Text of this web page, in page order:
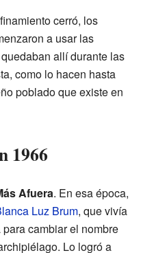
cerró, los
a usar las
allí durante las
como lo hacen hasta
poblado que existe en
1966
Afuera. En esa época,
Luz Brum, que vivía
cambiar el nombre
Lo logró a